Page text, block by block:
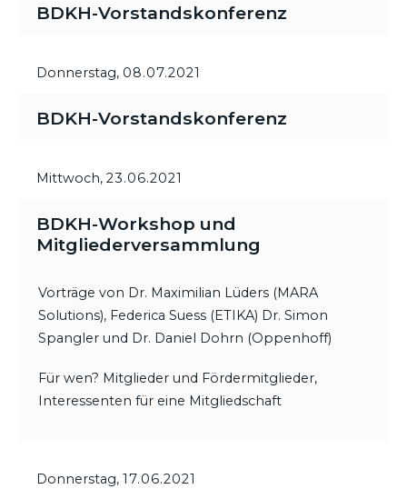
BDKH-Vorstandskonferenz
Donnerstag, 08.07.2021
BDKH-Vorstandskonferenz
Mittwoch, 23.06.2021
BDKH-Workshop und
Mitgliederversammlung
Vorträge von Dr. Maximilian Lüders (MARA
Solutions), Federica Suess (ETIKA) Dr. Simon
Spangler und Dr. Daniel Dohrn (Oppenhoff)
Für wen? Mitglieder und Fördermitglieder,
Interessenten für eine Mitgliedschaft
Donnerstag, 17.06.2021